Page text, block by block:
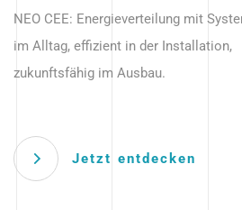
beginnt
NEO CEE: Energieverteilung mit
im Alltag, effizient in der Installation,
zukunftsfähig im Ausbau.
Jetzt entdecken
Anwendungen – robust, IP-geschützt
zukunftsfähig.